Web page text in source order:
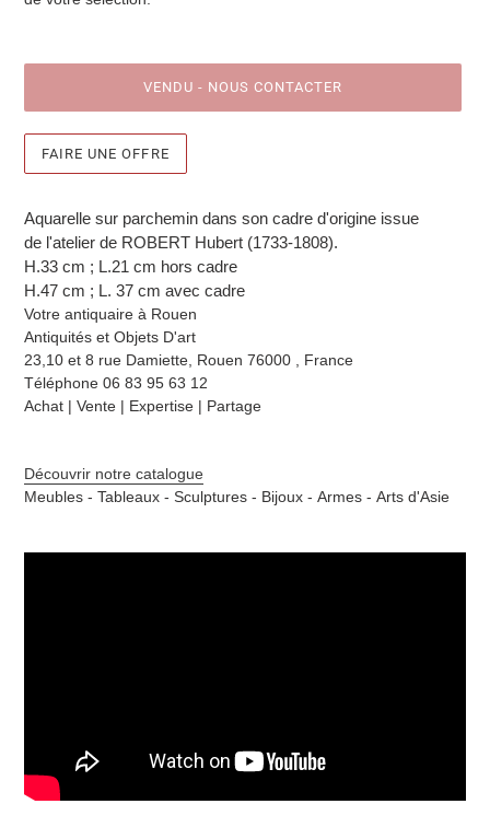
VENDU - NOUS CONTACTER
FAIRE UNE OFFRE
produit
à
votre
sélection
Aquarelle sur parchemin dans son cadre d'origine issue
de l'atelier de ROBERT Hubert (1733-1808).
H.33 cm ; L.21 cm hors cadre
H.47 cm ; L. 37 cm avec cadre
Votre antiquaire à Rouen
Antiquités et Objets D'art
23,10 et 8 rue Damiette, Rouen 76000 , France
Téléphone 06 83 95 63 12
Achat | Vente | Expertise | Partage
Découvrir notre catalogue
Meubles - Tableaux - Sculptures - Bijoux - Armes - Arts d'Asie